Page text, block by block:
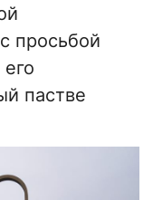
просьбой
пастве